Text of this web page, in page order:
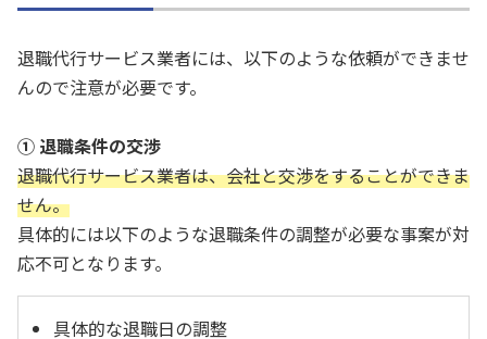
退職代行サービス業者には、以下のような依頼ができませ
んので注意が必要です。
① 退職条件の交渉
退職代行サービス業者は、会社と交渉をすることができま
せん。
具体的には以下のような退職条件の調整が必要な事案が対
応不可となります。
具体的な退職日の調整